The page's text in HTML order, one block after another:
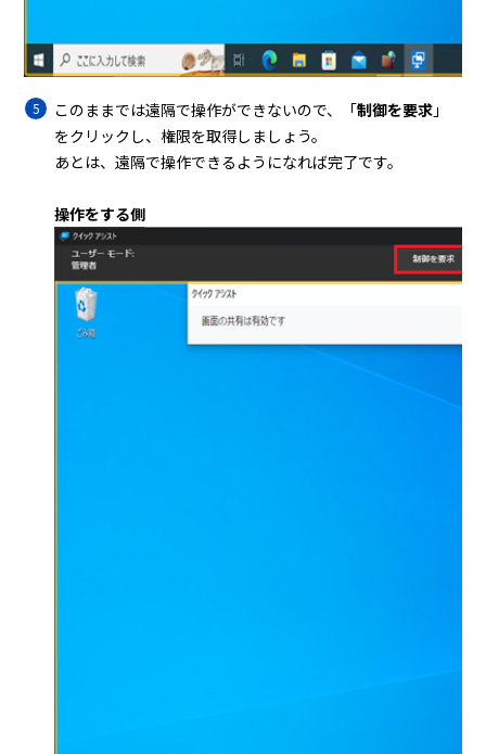
このままでは遠隔で操作ができないので、「制御を要求 」
をクリックし、権限を取得しましょう。
あとは、遠隔で操作できるようになれば完了です。
操作をする側